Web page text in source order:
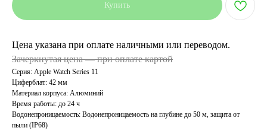
Купить
Цена указана при оплате наличными или переводом.
Зачеркнутая цена — при оплате картой
Серия: Apple Watch Series 11
Циферблат: 42 мм
Материал корпуса: Алюминий
Время работы: до 24 ч
Водонепроницаемость: Водонепроницаемость на глубине до 50 м, защита от
пыли (IP68)